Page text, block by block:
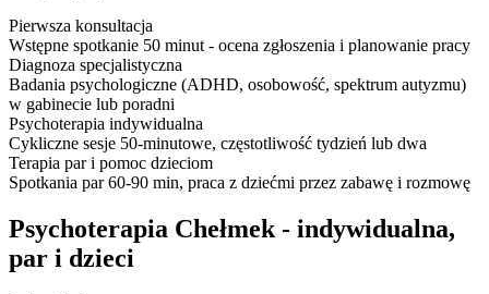
Pierwsza konsultacja
Wstępne spotkanie 50 minut - ocena zgłoszenia i planowanie pracy
Diagnoza specjalistyczna
Badania psychologiczne (ADHD, osobowość, spektrum autyzmu)
w gabinecie lub poradni
Psychoterapia indywidualna
Cykliczne sesje 50-minutowe, częstotliwość tydzień lub dwa
Terapia par i pomoc dzieciom
Spotkania par 60-90 min, praca z dziećmi przez zabawę i rozmowę
Psychoterapia Chełmek - indywidualna,
par i dzieci